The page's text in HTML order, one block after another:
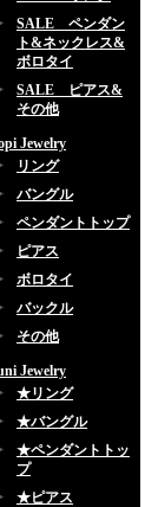
SALE ペンダン
ト&ネックレス&
ボロタイ
SALE ピアス&
その他
Jewelry
リング
バングル
ペンダントトップ
ピアス
ボロタイ
バックル
その他
Jewelry
★リング
★バングル
★ペンダントトッ
プ
★ピアス